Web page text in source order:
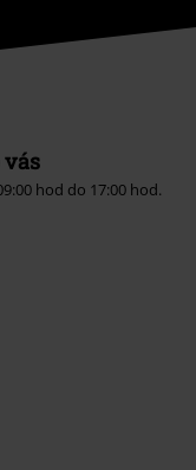
hod do 17:00 hod.